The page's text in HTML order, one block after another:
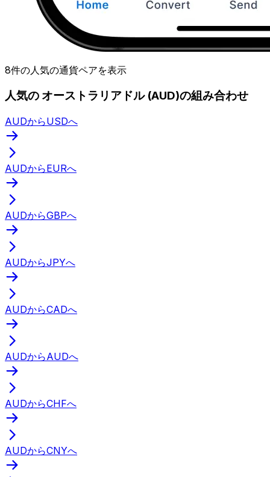
8件の人気の通貨ペアを表示
人気の オーストラリアドル (AUD)の組み合わせ
AUDからUSDへ
AUDからEURへ
AUDからGBPへ
AUDからJPYへ
AUDからCADへ
AUDからAUDへ
AUDからCHFへ
AUDからCNYへ